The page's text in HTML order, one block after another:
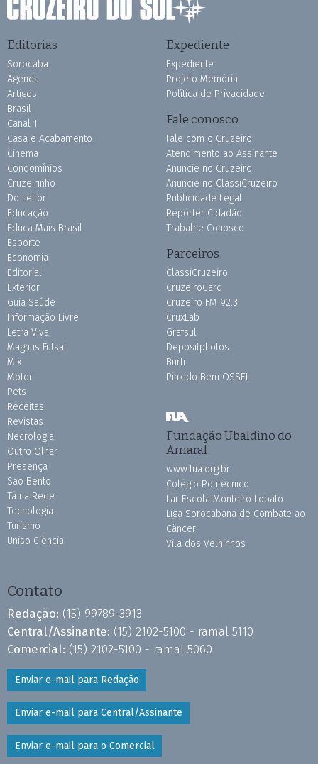
Editorias
Sorocaba
Agenda
Artigos
Brasil
Canal 1
Casa e Acabamento
Cinema
Condomínios
Cruzeirinho
Do Leitor
Educação
Educa Mais Brasil
Esporte
Economia
Editorial
Exterior
Guia Saúde
Informação Livre
Letra Viva
Magnus Futsal
Mix
Motor
Pets
Receitas
Revistas
Necrologia
Outro Olhar
Presença
São Bento
Tá na Rede
Tecnologia
Turismo
Uniso Ciência
Expediente
Expediente
Projeto Memória
Política de Privacidade
Fale conosco
Fale com o Cruzeiro
Atendimento ao Assinante
Anuncie no Cruzeiro
Anuncie no ClassiCruzeiro
Publicidade Legal
Repórter Cidadão
Trabalhe Conosco
Parceiros
ClassiCruzeiro
CruzeiroCard
Cruzeiro FM 92.3
CruxLab
Grafsul
Depositphotos
Burh
Pink do Bem OSSEL
Fundação Ubaldino do
Amaral
www.fua.org.br
Colégio Politécnico
Lar Escola Monteiro Lobato
Liga Sorocabana de Combate ao
Câncer
Vila dos Velhinhos
Contato
Redação: (15) 99789-3913
Central/Assinante: (15) 2102-5100 - ramal 5110
Comercial: (15) 2102-5100 - ramal 5060
Enviar e-mail para Redação
Enviar e-mail para Central/Assinante
Enviar e-mail para o Comercial